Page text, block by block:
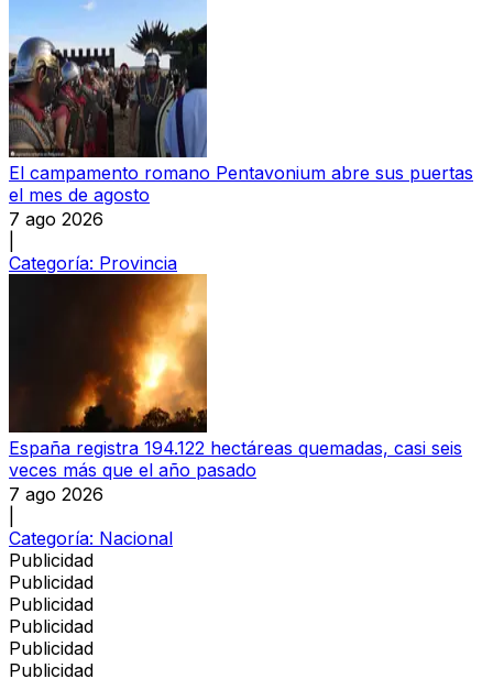
El campamento romano Pentavonium abre sus puertas
el mes de agosto
7 ago 2026
Categoría: Provincia
España registra 194.122 hectáreas quemadas, casi seis
veces más que el año pasado
7 ago 2026
Categoría: Nacional
Publicidad
Publicidad
Publicidad
Publicidad
Publicidad
Publicidad